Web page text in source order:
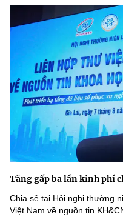
Tăng gấp ba lần kinh phí
Chia sẻ tại Hội nghị thường
Việt Nam về nguồn tin